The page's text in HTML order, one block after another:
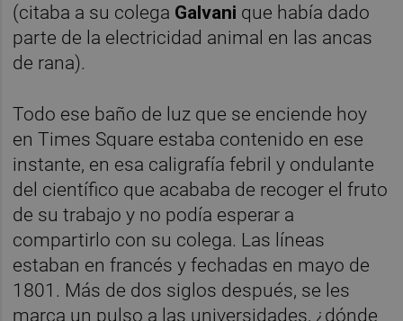
(citaba a su colega Galvani que había dado
parte de la electricidad animal en las ancas
de rana).
Todo ese baño de luz que se enciende hoy
en Times Square estaba contenido en ese
instante, en esa caligrafía febril y ondulante
del científico que acababa de recoger el fruto
de su trabajo y no podía esperar a
compartirlo con su colega. Las líneas
estaban en francés y fechadas en mayo de
1801. Más de dos siglos después, se les
marca un pulso a las universidades, ¿dónde